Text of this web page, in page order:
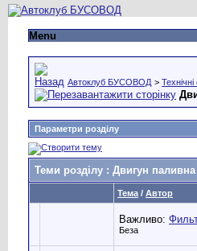
Menu
Автоклуб БУСОВОД >
Параметри розділу
Теми розділу : Двигун
Тема / Автор
Важливо:
Беза